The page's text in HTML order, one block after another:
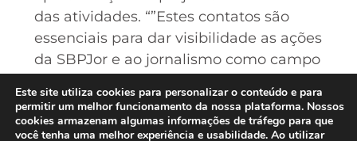
das atividades. “”Estes contatos são
essenciais para dar visibilidade as ações
da SBPJor e ao jornalismo como campo
os resultados que conseguimos em tão
pouco tempo se não contássemos com
Este site utiliza cookies para personalizar o conteúdo e para
permitir um melhor funcionamento da nossa plataforma. Nossos
cookies armazenam algumas informações de tráfego para que
você tenha uma melhor experiência e usabilidade. Ao utilizar